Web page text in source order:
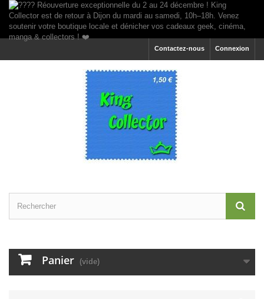
Connexion
Contactez-nous
Panier (vide)